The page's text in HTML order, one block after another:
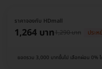
ราคาจองกับ HDmall
1,264 บาท1,290 บาท ประ
ยอดรวม 3,000 บาทขึ้นไป เลือกผ่อน 0%